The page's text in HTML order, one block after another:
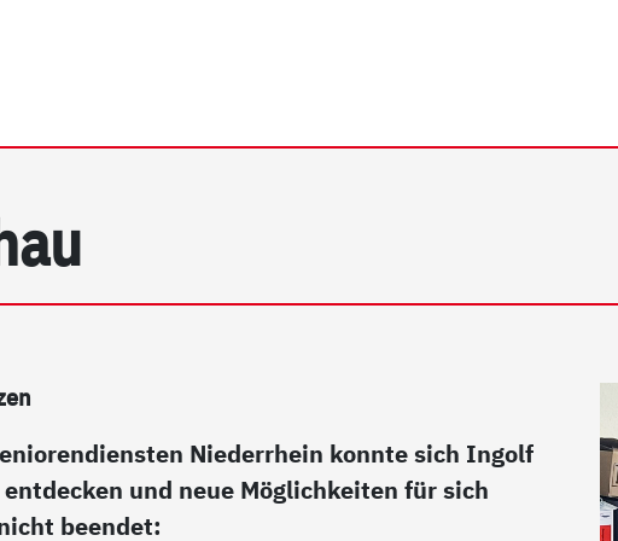
Niederrhein konnte sich Ingolf
und neue Möglichkeiten für sich
beendet: